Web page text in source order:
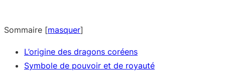
Sommaire [masquer]
L’origine des dragons coréens
Symbole de pouvoir et de royauté